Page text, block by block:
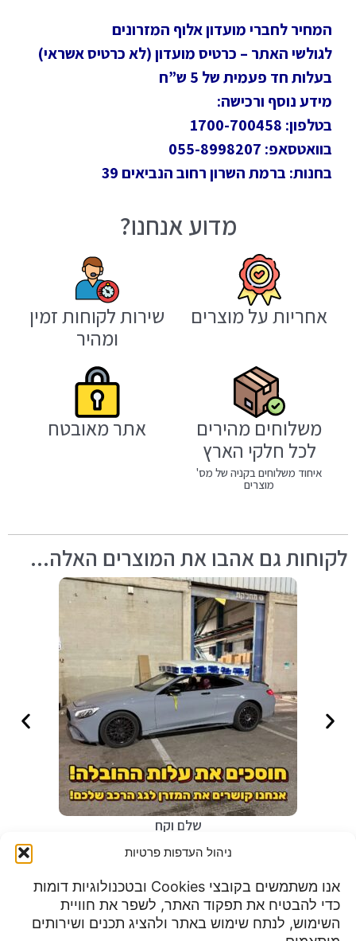
ניהול העדפות פרטיות
אנו משתמשים בקובצי Cookies ובטכנולוגיות דומות
כדי להבטיח את תפקוד האתר, לשפר את חוויית
השימוש, לנתח שימוש באתר ולהציג תכנים ושירותים
המחיר לחברי מועדון אלוף המזרונים
לגולשי האתר – כרטיס מועדון (לא כרטיס אשראי)
בעלות חד פעמית של 5 ש”ח
מידע נוסף ורכישה:
בטלפון: 1700-700458
בוואטסאפ: 055-8998207
בחנות: ברמת השרון רחוב הנביאים 39
מדוע אנחנו?
אחריות על מוצרים
שירות לקוחות זמין
ומהיר
משלוחים מהירים
לכל חלקי הארץ
איחוד משלוחים בקניה של מס'
מוצרים
אתר מאובטח
לקוחות גם אהבו את המוצרים האלה...
שלם וקח
מדיניות פרטיות
שעות פעילות: